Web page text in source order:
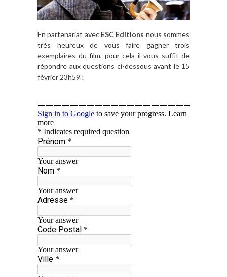
En partenariat avec ESC Editions nous sommes
très heureux de vous faire gagner trois
exemplaires du film, pour cela il vous suffit de
répondre aux questions ci-dessous avant le 15
février 23h59 !